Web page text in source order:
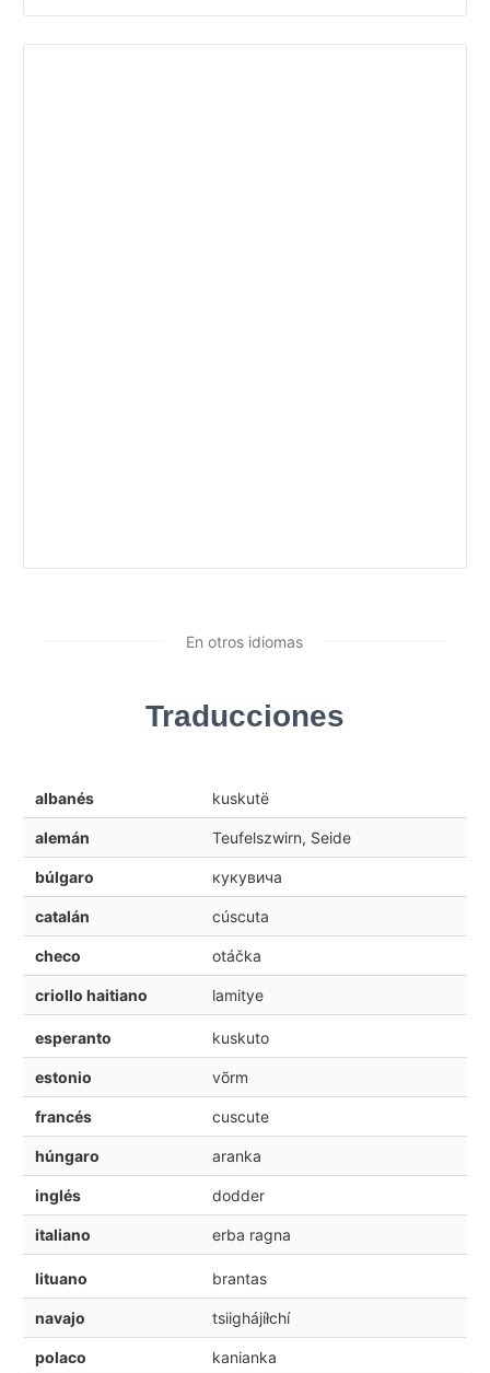
En otros idiomas
Traducciones
albanés kuskutë
alemán Teufelszwirn, Seide
búlgaro кукувича
catalán cúscuta
checo otáčka
criollo haitiano lamitye
esperanto kuskuto
estonio võrm
francés cuscute
húngaro aranka
inglés dodder
italiano erba ragna
lituano brantas
navajo tsiighájíłchí
polaco kanianka